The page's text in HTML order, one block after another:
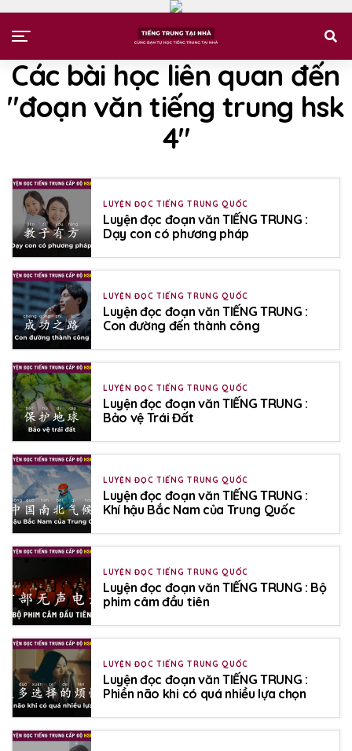
Các bài học liên quan đến
"đoạn văn tiếng trung hsk
4"
LUYỆN ĐỌC TIẾNG TRUNG QUỐC
Luyện đọc đoạn văn TIẾNG TRUNG :
Dạy con có phương pháp
LUYỆN ĐỌC TIẾNG TRUNG QUỐC
Luyện đọc đoạn văn TIẾNG TRUNG :
Con đường đến thành công
LUYỆN ĐỌC TIẾNG TRUNG QUỐC
Luyện đọc đoạn văn TIẾNG TRUNG :
Bảo vệ Trái Đất
LUYỆN ĐỌC TIẾNG TRUNG QUỐC
Luyện đọc đoạn văn TIẾNG TRUNG :
Khí hậu Bắc Nam của Trung Quốc
LUYỆN ĐỌC TIẾNG TRUNG QUỐC
Luyện đọc đoạn văn TIẾNG TRUNG : Bộ
phim câm đầu tiên
LUYỆN ĐỌC TIẾNG TRUNG QUỐC
Luyện đọc đoạn văn TIẾNG TRUNG :
Phiền não khi có quá nhiều lựa chọn